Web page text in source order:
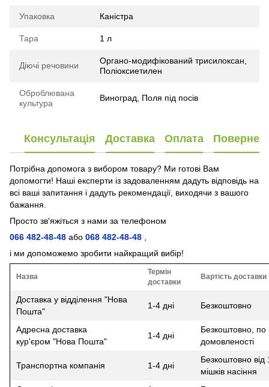
Упаковка Каністра
Тара 1 л
Діючі речовини
Органо-модифікований трисилоксан,
Поліоксиетилен
Оброблювана
культура
Виноград, Поля під посів
Консультація Доставка Оплата
Потрібна допомога з вибором товару? Ми готові Вам
допомогти! Наші експерти із задоваленням дадуть відповідь на
всі ваші запитання і дадуть рекомендації, виходячи з вашого
бажання.
Просто зв'яжіться з нами за телефоном
066 482-48-48 або 068 482-48-48
і ми допоможемо зробити найкращий вибір!
Назва
Термін
доставки
Вартість доставки
Доставка у відділення "Нова
Пошта"
1-4 дні Безкоштовно
Адресна доставка
кур'єром "Нова Пошта"
1-4 дні
Безкоштовно, по
домовленості
Транспортна компанія 1-4 дні
Безкоштовно від
мішків насіння